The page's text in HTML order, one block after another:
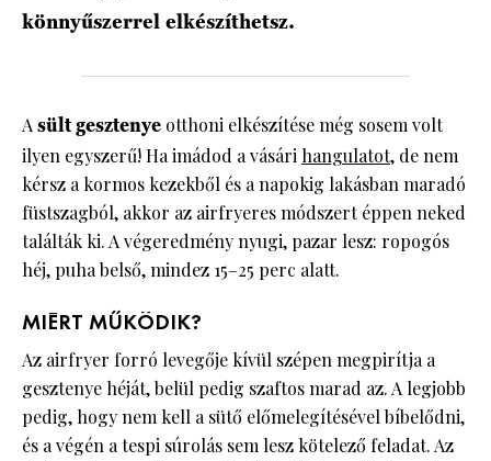
könnyűszerrel elkészíthetsz.
Asült gesztenye otthoni elkészítése még sosem volt
ilyen egyszerű! Ha imádod a vásári hangulatot, de nem
kérsz a kormos kezekből és a napokig lakásban maradó
füstszagból, akkor az airfryeres módszert éppen neked
találták ki. A végeredmény nyugi, pazar lesz: ropogós
héj, puha belső, mindez 15–25 perc alatt.
MIÉRT MŰKÖDIK?
Az airfryer forró levegője kívül szépen megpirítja a
gesztenye héját, belül pedig szaftos marad az. A legjobb
pedig, hogy nem kell a sütő előmelegítésével bíbelődni,
és a végén a tespi súrolás sem lesz kötelező feladat. Az